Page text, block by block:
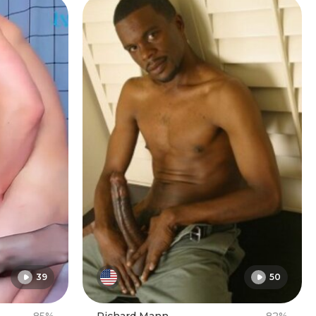
39 50